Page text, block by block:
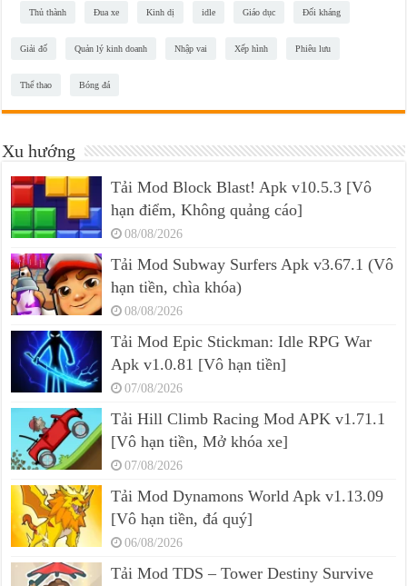
Thủ thành Đua xe Kinh dị idle Giáo dục Đối kháng
Giải đố Quản lý kinh doanh Nhập vai Xếp hình Phiêu lưu
Thể thao Bóng đá
Xu hướng
Tải Mod Block Blast! Apk v10.5.3 [Vô
hạn điểm, Không quảng cáo]
08/08/2026
Tải Mod Subway Surfers Apk v3.67.1 (Vô
hạn tiền, chìa khóa)
08/08/2026
Tải Mod Epic Stickman: Idle RPG War
Apk v1.0.81 [Vô hạn tiền]
07/08/2026
Tải Hill Climb Racing Mod APK v1.71.1
[Vô hạn tiền, Mở khóa xe]
07/08/2026
Tải Mod Dynamons World Apk v1.13.09
[Vô hạn tiền, đá quý]
06/08/2026
Tải Mod TDS – Tower Destiny Survive